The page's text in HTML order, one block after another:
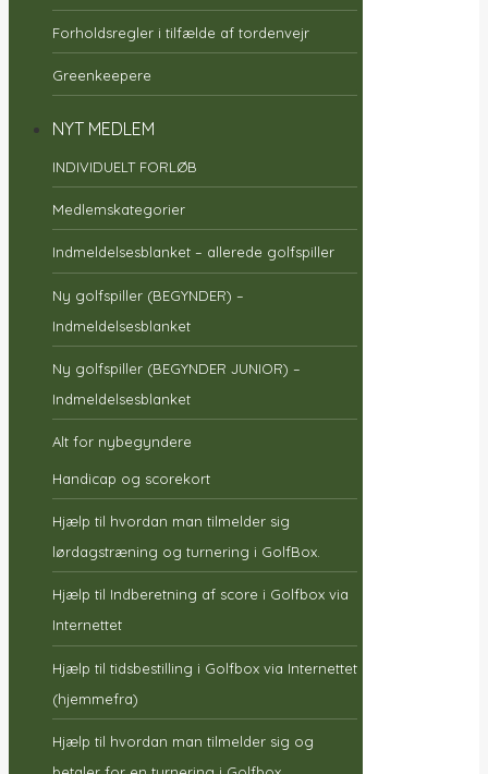
Forholdsregler i tilfælde af tordenvejr
Greenkeepere
NYT MEDLEM
INDIVIDUELT FORLØB
Medlemskategorier
Indmeldelsesblanket – allerede golfspiller
Ny golfspiller (BEGYNDER) –
Indmeldelsesblanket
Ny golfspiller (BEGYNDER JUNIOR) –
Indmeldelsesblanket
Alt for nybegyndere
Handicap og scorekort
Hjælp til hvordan man tilmelder sig
lørdagstræning og turnering i GolfBox.
Hjælp til Indberetning af score i Golfbox via
Internettet
Hjælp til tidsbestilling i Golfbox via Internettet
(hjemmefra)
Hjælp til hvordan man tilmelder sig og